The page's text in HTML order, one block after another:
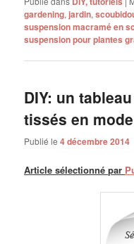
gardening,jardin,
suspension macramé en
suspension pour plantes
DIY: un
tissés en
Publié le4 décembre 2014
Article sélectionné par